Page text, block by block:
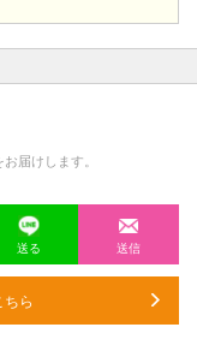
届けします。
送る 送信
ら